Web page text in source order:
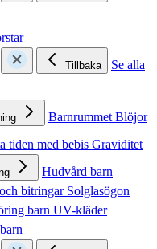
Tillbaka
Se alla
BarnrummetBlöjor
tiden med bebis Graviditet
Hudvård barn
bitringar Solglasögon
barn UV-kläder